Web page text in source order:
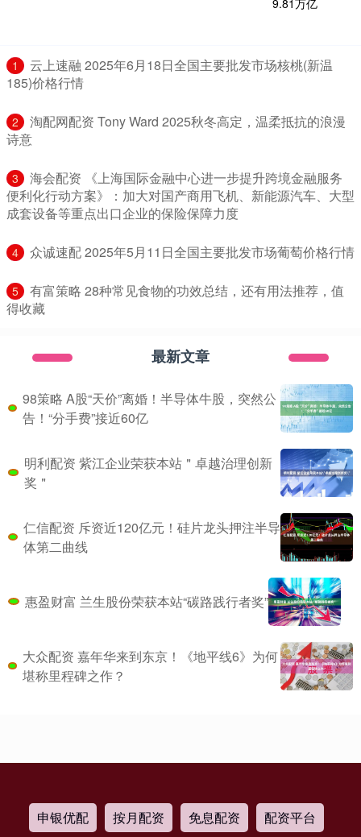
1
​云上速融 2025年6月18日全国主要批发市场核桃(新温
185)价格行情
2
​淘配网配资 Tony Ward 2025秋冬高定，温柔抵抗的浪漫
诗意
3
​海会配资 《上海国际金融中心进一步提升跨境金融服务
便利化行动方案》：加大对国产商用飞机、新能源汽车、大型
成套设备等重点出口企业的保险保障力度
4 ​众诚速配 2025年5月11日全国主要批发市场葡萄价格行情
5
​有富策略 28种常见食物的功效总结，还有用法推荐，值
得收藏
最新文章
98策略 A股“天价”离婚！半导体牛股，突然公
告！“分手费”接近60亿
明利配资 紫江企业荣获本站＂卓越治理创新
奖＂
仁信配资 斥资近120亿元！硅片龙头押注半导
体第二曲线
惠盈财富 兰生股份荣获本站“碳路践行者奖”
大众配资 嘉年华来到东京！《地平线6》为何
堪称里程碑之作？
申银优配 按月配资 免息配资 配资平台